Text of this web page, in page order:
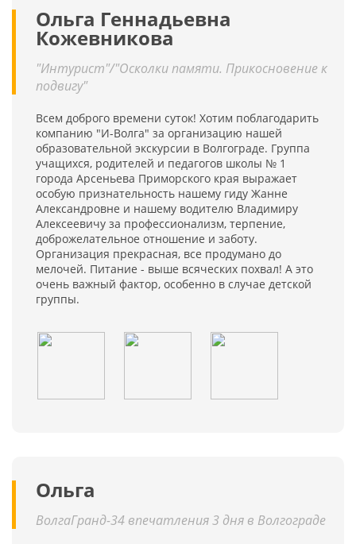
Ольга Геннадьевна
Кожевникова
"Интурист"/"Осколки памяти. Прикосновение к
подвигу"
Всем доброго времени суток! Хотим поблагодарить
компанию "И-Волга" за организацию нашей
образовательной экскурсии в Волгограде. Группа
учащихся, родителей и педагогов школы № 1
города Арсеньева Приморского края выражает
особую признательность нашему гиду Жанне
Александровне и нашему водителю Владимиру
Алексеевичу за профессионализм, терпение,
доброжелательное отношение и заботу.
Организация прекрасная, все продумано до
мелочей. Питание - выше всяческих похвал! А это
очень важный фактор, особенно в случае детской
группы.
Ольга
ВолгаГранд-34 впечатления 3 дня в Волгограде